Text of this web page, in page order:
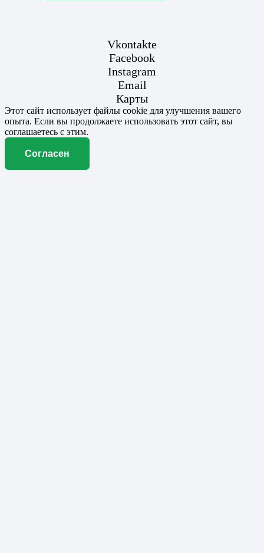
Vkontakte
Facebook
Instagram
Email
Карты
Этот сайт использует файлы cookie для улучшения вашего
опыта. Если вы продолжаете использовать этот сайт, вы
соглашаетесь с этим.
Согласен